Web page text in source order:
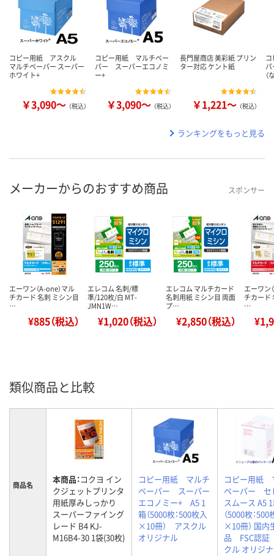
コピー用紙 アスクル
マルチペーパー スーパー
ホワイト+
￥3,090～ （税込）
コピー用紙 マルチペー
パー スーパーエコノミ
ー+
￥3,090～ （税込）
長門屋商店 美彩紙 プリン
ター対応 ケント紙
￥1,221～ （税込）
ランキングをもっと見る
メーカーからのおすすめ商品 スポンサー
エーワン（A-one）マル
チカード 名刺 ミシン目
…
¥885（税込）
エレコム 名刺/標
準/120枚/白 MT-
JMN1W…
¥1,020（税込）
エレコム マルチカード
名刺用紙 ミシン目 両面
プ…
¥2,850（税込）
エーワン
チカード
…
類似商品と比較
商品名 本商品：コクヨ イン
クジェットプリンタ
用紙厚みしっかり
スーパーファイング
レード B4 KJ-
M16B4-30 1袋(30枚)
コピー用紙 マルチ
ペーパー スーパー
エコノミー+ A5 1
箱（5000枚：500枚入
×10冊） アスクル
オリジナル
コピー用紙
ペーパー セ
スムース A5
（5000枚：500
×10冊） 国内
品 FSC認
クル オリジ